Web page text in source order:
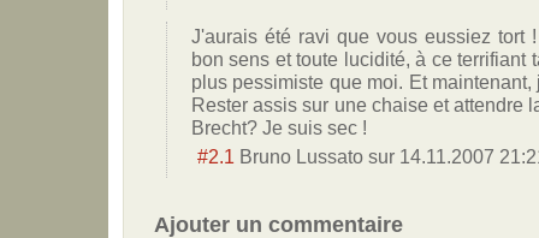
J'aurais été ravi que vous eussiez tort
bon sens et toute lucidité, à ce terrifiant
plus pessimiste que moi. Et
Rester assis sur une chaise et attendre
Brecht? Je suis sec !
#2.1 Bruno Lussato sur 14.11.2007
Ajouter un commentaire